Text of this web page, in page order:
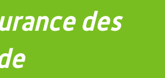
des